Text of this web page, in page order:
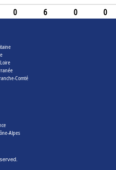
0 6 0 0
Comté
Alpes